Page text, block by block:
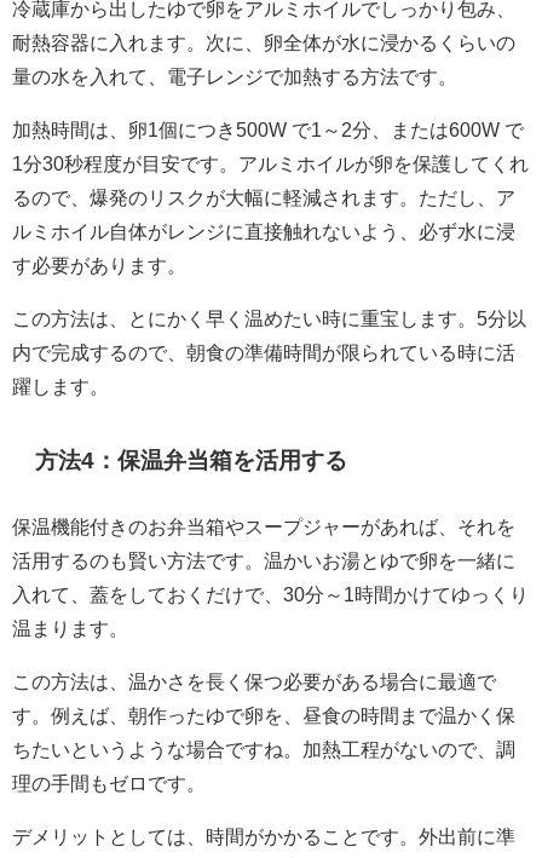
冷蔵庫から出したゆで卵をアルミホイルでしっかり包み、
耐熱容器に入れます。次に、卵全体が水に浸かるくらいの
量の水を入れて、電子レンジで加熱する方法です。
加熱時間は、卵1個につき500W で1～2分、または600W で
1分30秒程度が目安です。アルミホイルが卵を保護してくれ
るので、爆発のリスクが大幅に軽減されます。ただし、ア
ルミホイル自体がレンジに直接触れないよう、必ず水に浸
す必要があります。
この方法は、とにかく早く温めたい時に重宝します。5分以
内で完成するので、朝食の準備時間が限られている時に活
躍します。
方法4：保温弁当箱を活用する
保温機能付きのお弁当箱やスープジャーがあれば、それを
活用するのも賢い方法です。温かいお湯とゆで卵を一緒に
入れて、蓋をしておくだけで、30分～1時間かけてゆっくり
温まります。
この方法は、温かさを長く保つ必要がある場合に最適で
す。例えば、朝作ったゆで卵を、昼食の時間まで温かく保
ちたいというような場合ですね。加熱工程がないので、調
理の手間もゼロです。
デメリットとしては、時間がかかることです。外出前に準